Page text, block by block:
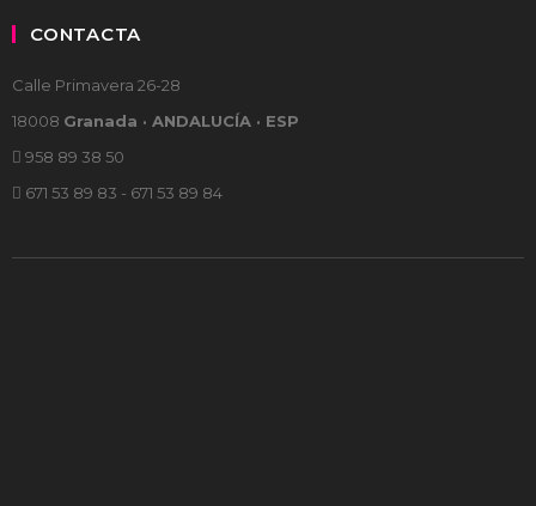
CONTACTA
Calle Primavera 26-28
18008 Granada · ANDALUCÍA · ESP
958 89 38 50
671 53 89 83 - 671 53 89 84